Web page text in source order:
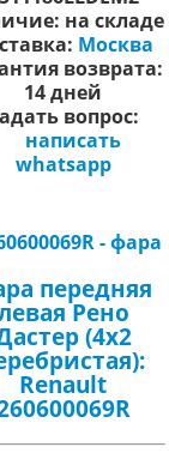
на складе
Москва
возврата:
14 дней
вопрос:
передняя
Рено
(4х2
Renault